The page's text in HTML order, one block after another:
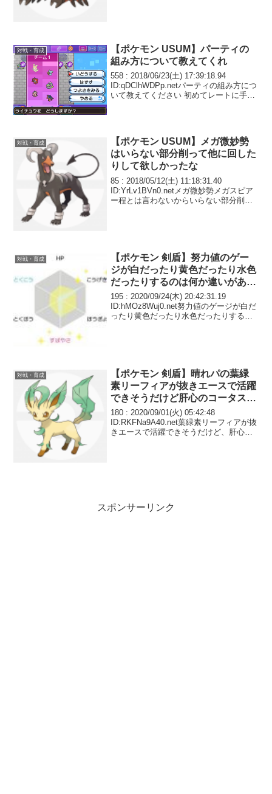
対戦・育成
【ポケモン USUM】パーティの
組み方について教えてくれ
558 : 2018/06/23(土) 17:39:18.94
ID:qDClhWDPp.netパーティの組み方につ
いて教えてください 初めてレートに手を
対戦・育成
【ポケモン USUM】メガ微妙勢
はいらない部分削って他に回した
りして欲しかったな
85 : 2018/05/12(土) 11:18:31.40
ID:YrLv1BVn0.netメガ微妙勢メガスピア
ー程とは言わないからいらない部分削っ
対戦・育成
【ポケモン 剣盾】努力値のゲー
ジが白だったり黄色だったり水色
だったりするのは何か違いがあり
ますか？
195 : 2020/09/24(木) 20:42:31.19
ID:hMOz8Wuj0.net努力値のゲージが白だ
ったり黄色だったり水色だったりするの
対戦・育成
【ポケモン 剣盾】晴れパの葉緑
素リーフィアが抜きエースで活躍
できそうだけど肝心のコータスが
出禁だからな
180 : 2020/09/01(火) 05:42:48
ID:RKFNa9A40.net葉緑素リーフィアが抜
きエースで活躍できそうだけど、肝心の
スポンサーリンク